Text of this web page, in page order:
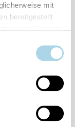
mit
bereitgestellt